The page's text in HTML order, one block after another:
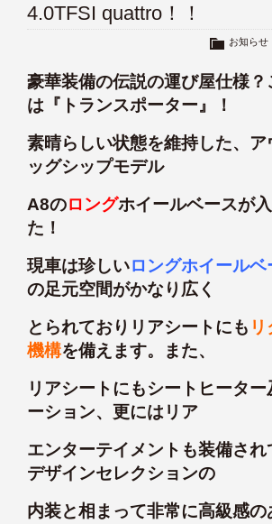
4.0TFSI quattro！！
お知らせ
豪華装備の伝説の運び屋仕様
は『トランスポーター』！
素晴らしい状態を維持した、ア
ッグシップモデル
A8のロングホイールベースが
た！
現車は珍しいロングホイールベ
の足元空間がかなり広く
とられておりリアシートにも
機構を備えます。また、
リアシートにもシートヒータ
ーション、更にはリア
エンターテイメントも装備され
デザインセレクションの
内装と相まって非常に高級感の